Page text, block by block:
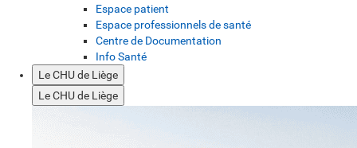
Espace patient
Espace professionnels de santé
Centre de Documentation
Info Santé
Le CHU de Liège
Le CHU de Liège